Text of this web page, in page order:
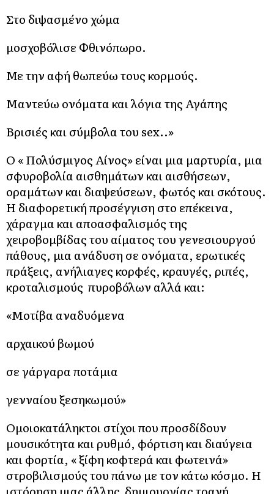
Στο διψασμένο χώμα
μοσχοβόλισε Φθινόπωρο.
Με την αφή θωπεύω τους κορμούς.
Μαντεύω ονόματα και λόγια της Αγάπης
Βρισιές και σύμβολα του sex..»
Ο « Πολύσμιγος Αίνος» είναι μια μαρτυρία, μια
σφυροβολία αισθημάτων και αισθήσεων,
οραμάτων και διαψεύσεων, φωτός και σκότους.
Η διαφορετική προσέγγιση στο επέκεινα,
χάραγμα και απoασφαλισμός της
χειροβομβίδας του αίματος του γενεσιουργού
πάθους, μια ανάδυση σε ονόματα, ερωτικές
πράξεις, ανήλιαγες κορφές, κραυγές, ριπές,
κροταλισμούς πυροβόλων αλλά και:
«Μοτίβα αναδυόμενα
αρχαικού βωμού
σε γάργαρα ποτάμια
γενναίου ξεσηκωμού»
Ομοιοκατάληκτοι στίχοι που προσδίδουν
μουσικότητα και ρυθμό, φόρτιση και διαύγεια
και φορτία, « ξίφη κοφτερά και φωτεινά»
στροβιλισμούς του πάνω με τον κάτω κόσμο. Η